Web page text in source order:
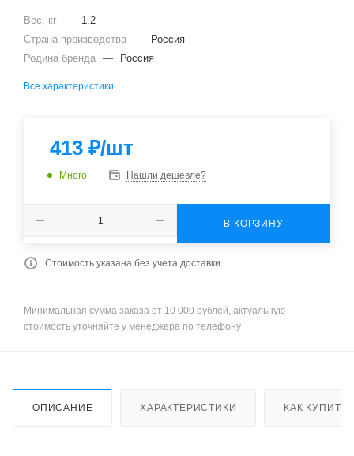
Вес, кг —
1.2
Страна производства —
Россия
Родина бренда — Россия
Все характеристики
413 ₽/шт
Много Нашли дешевле?
В КОРЗИНУ
Стоимость указана без учета доставки
Минимальная сумма заказа от 10 000 рублей, актуальную
стоимость уточняйте у менеджера по телефону
ОПИСАНИЕ ХАРАКТЕРИСТИКИ КАК КУПИТЬ